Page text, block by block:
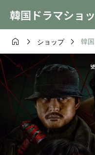
韓国ドラマショ
  ショップ  韓